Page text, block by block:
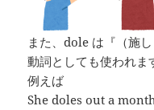
また、dole は『（施
動詞としても使われま
例えば
She doles out a